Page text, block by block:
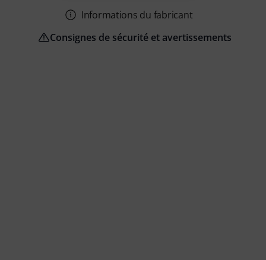
Informations du fabricant
Consignes de sécurité et avertissements